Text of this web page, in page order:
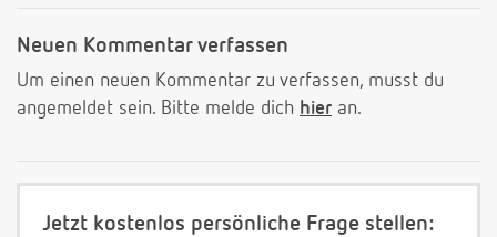
Neuen Kommentar verfassen
Um einen neuen Kommentar zu verfassen, musst du
angemeldet sein. Bitte melde dich hier an.
Jetzt kostenlos persönliche Frage stellen: